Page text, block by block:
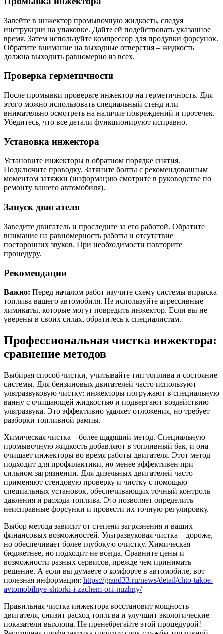
Залейте в инжектор промывочную жидкость, следуя
инструкции на упаковке. Дайте ей подействовать указанное
время. Затем используйте компрессор для продувки форсунок.
Обратите внимание на выходные отверстия – жидкость
должна выходить равномерно из всех.
Проверка герметичности
После промывки проверьте инжектор на герметичность. Для
этого можно использовать специальный стенд или
внимательно осмотреть на наличие повреждений и протечек.
Убедитесь, что все детали функционируют исправно.
Установка инжектора
Установите инжекторы в обратном порядке снятия.
Подключите проводку. Затяните болты с рекомендованным
моментом затяжки (информацию смотрите в руководстве по
ремонту вашего автомобиля).
Запуск двигателя
Заведите двигатель и проследите за его работой. Обратите
внимание на равномерность работы и отсутствие
посторонних звуков. При необходимости повторите
процедуру.
Рекомендации
Важно: Перед началом работ изучите схему системы впрыска
топлива вашего автомобиля. Не используйте агрессивные
химикаты, которые могут повредить инжектор. Если вы не
уверены в своих силах, обратитесь к специалистам.
Профессиональная чистка инжектора:
сравнение методов
Выбирая способ чистки, учитывайте тип топлива и состояние
системы. Для бензиновых двигателей часто используют
ультразвуковую чистку: инжекторы погружают в специальную
ванну с очищающей жидкостью и подвергают воздействию
ультразвука. Это эффективно удаляет отложения, но требует
разборки топливной рампы.
Химическая чистка – более щадящий метод. Специальную
промывочную жидкость добавляют в топливный бак, и она
очищает инжекторы во время работы двигателя. Этот метод
подходит для профилактики, но менее эффективен при
сильном загрязнении. Для дизельных двигателей часто
применяют стендовую проверку и чистку с помощью
специальных установок, обеспечивающих точный контроль
давления и расхода топлива. Это позволяет определить
неисправные форсунки и провести их точную регулировку.
Выбор метода зависит от степени загрязнения и ваших
финансовых возможностей. Ультразвуковая чистка – дороже,
но обеспечивает более глубокую очистку. Химическая –
бюджетнее, но подходит не всегда. Сравните цены и
возможности разных сервисов, прежде чем принимать
решение. А если вы думаете о комфорте в автомобиле, вот
полезная информация: https://grand33.ru/news/detail/chto-takoe-
avtomobilnye-shtorki-i-zachem-oni-nuzhny/
Правильная чистка инжектора восстановит мощность
двигателя, снизит расход топлива и улучшит экологические
показатели выхлопа. Не пренебрегайте этой процедурой!